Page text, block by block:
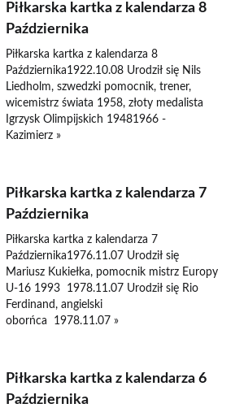
Piłkarska kartka z kalendarza 8
Października
Piłkarska kartka z kalendarza 8
Października1922.10.08 Urodził się Nils
Liedholm, szwedzki pomocnik, trener,
wicemistrz świata 1958, złoty medalista
Igrzysk Olimpijskich 19481966 -
Kazimierz »
Piłkarska kartka z kalendarza 7
Października
Piłkarska kartka z kalendarza 7
Października1976.11.07 Urodził się
Mariusz Kukiełka, pomocnik mistrz Europy
U-16 1993 1978.11.07 Urodził się Rio
Ferdinand, angielski
oborńca 1978.11.07 »
Piłkarska kartka z kalendarza 6
Października